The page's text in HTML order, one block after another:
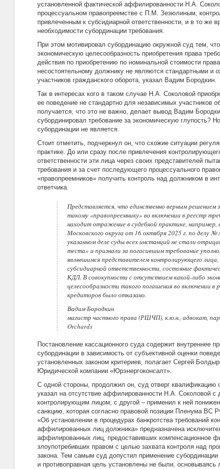
установленной фактической аффилированности Н.А.
процессуальном правопреемстве с П.М. Зезюлиным,
привлеченным к субсидиарной ответственности, и в то же
необходимости субординации требования.
При этом мотивировал субординацию окружной суд тем,
экономическую целесообразность приобретения права
действия по приобретению по номинальной стоимости
несостоятельному должнику не являются стандартными и
участников гражданского оборота, указал Вадим Бородкин.
Так в интересах кого в таком случае Н.А. Соколовой
ее поведение не стандартно для независимых участников
получается, что это не важно, делает вывод Вадим
субординировал требование за экономическую глупость?
субординации не является.
Стоит отметить, подчеркнул он, что схожие ситуации
практике. До или сразу после привлечения
ответственности эти лица через своих представителей
требования и за счет последующего процессуального
«правопреемников» получить контроль над должником в
ответчика.
Представляется, что единственно верным решением
такому «правопреемнику» во включении в реестр
находит отражение в судебной практике, например,
Московского округа от 16 октября 2025 г. по делу
указанном деле суды всех инстанций не стали
теста» и признали за погасившим требование
являвшимся представителем контролирующего лица,
субсидиарной ответственности, состояние
КДЛ. В совокупности с отсутствием какой-либо
целесообразности такого погашения во включении в
кредиторов было отказано.
Вадим Бородкин
магистр частного права (РШЧП), к.ю.н., адвокат,
Orchards
Постановление кассационного суда содержит внутреннее
субординации в зависимость от субъективной оценки
установленных законом критериев, полагает Сергей
Юридической компании «Юрэнергоконсалт».
С одной стороны, продолжил он, суд отверг квалификацию
указал на отсутствие аффилированности Н.А. Соколовой с
контролирующим лицом; с другой – применил к ней
санкцию, которая согласно правовой позиции Пленума ВС
«Об установлении в процедурах банкротства требований
аффилированных лиц должника» предназначена
аффилированных лиц, предоставивших компенсационное
злоупотребивших правом с целью захвата контроля над
закона. Тем самым суд допустил применение субординации
и противоправная цель установлены не были, основываясь